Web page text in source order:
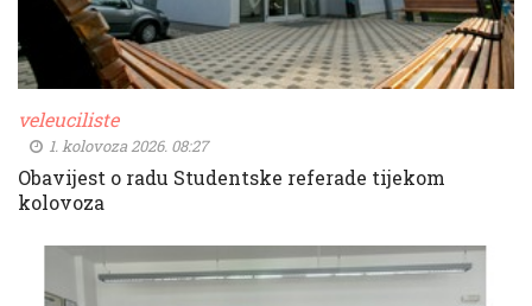
veleuciliste
1. kolovoza 2026. 08:27
Obavijest o radu Studentske referade tijekom
kolovoza